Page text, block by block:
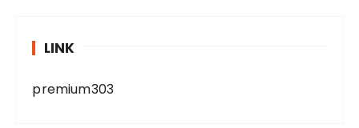
LINK
premium303